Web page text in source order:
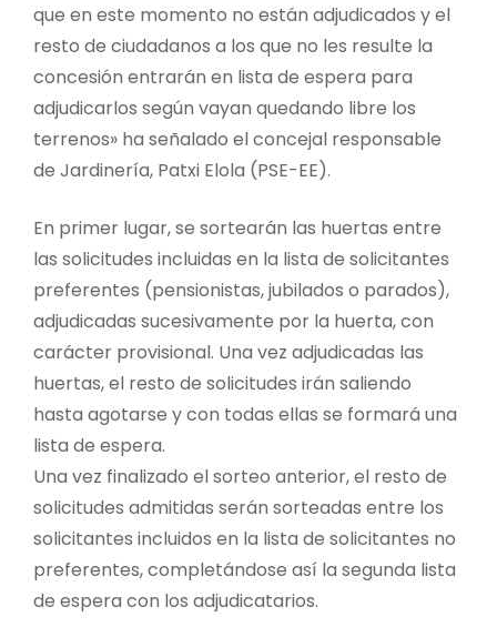
que en este momento no están adjudicados y el
resto de ciudadanos a los que no les resulte la
concesión entrarán en lista de espera para
adjudicarlos según vayan quedando libre los
terrenos» ha señalado el concejal responsable
de Jardinería, Patxi Elola (PSE-EE).
En primer lugar, se sortearán las huertas entre
las solicitudes incluidas en la lista de solicitantes
preferentes (pensionistas, jubilados o parados),
adjudicadas sucesivamente por la huerta, con
carácter provisional. Una vez adjudicadas las
huertas, el resto de solicitudes irán saliendo
hasta agotarse y con todas ellas se formará una
lista de espera.
Una vez finalizado el sorteo anterior, el resto de
solicitudes admitidas serán sorteadas entre los
solicitantes incluidos en la lista de solicitantes no
preferentes, completándose así la segunda lista
de espera con los adjudicatarios.